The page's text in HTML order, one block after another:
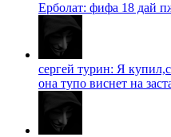
Ерболат: фифа 18 дай
сергей турин: Я
она тупо виснет на